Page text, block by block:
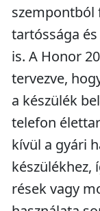
szempontból
tartóssága
is. A Honor
tervezve,
a készülék
telefon
kívül a gyári
készülékhez,
rések vagy